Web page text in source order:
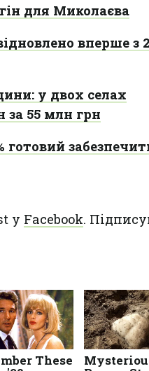
для Миколаєва
вперше з
у двох селах
за 55 млн грн
готовий
у Facebook.